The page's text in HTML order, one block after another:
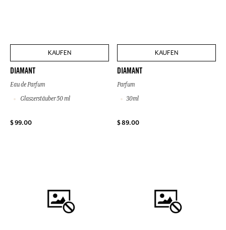
KAUFEN
DIAMANT
Eau de Parfum
Glaszerstäuber 50 ml
$ 99.00
KAUFEN
DIAMANT
Parfum
30ml
$ 89.00